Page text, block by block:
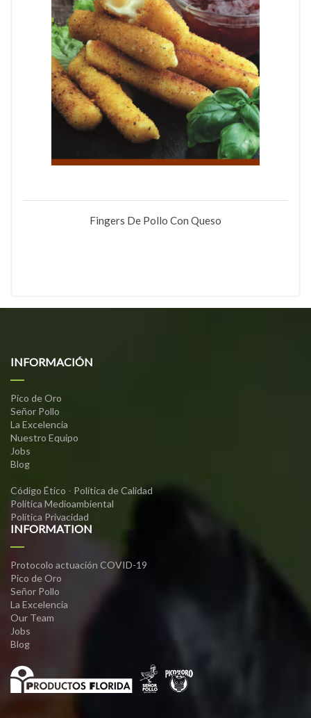
Fingers De Pollo Con Queso
INFORMACIÓN
Pico de Oro
Señor Pollo
La Excelencia
Nuestro Equipo
Jobs
Blog
Código Ético - Política de Calidad
Política Medioambiental
Política Privacidad
INFORMATION
Protocolo actuación COVID-19
Pico de Oro
Señor Pollo
La Excelencia
Our Team
Jobs
Blog